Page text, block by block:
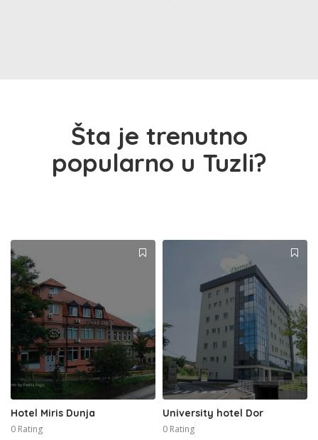
Šta je trenutno
popularno u Tuzli?
Hotel Miris Dunja
0 Rating
University hotel Dor
0 Rating